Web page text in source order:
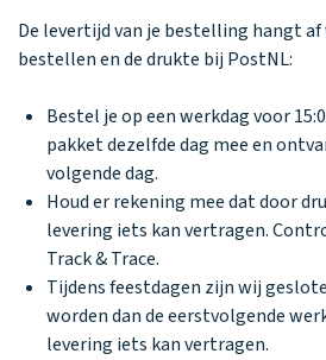
Tweedekans
Ontdek alle
horloges
je
Kies je
icoon
je
Waarom
Handleiding
Werken bij
Stichting
Jarige Job
De levertijd van je bestelling hangt
bestellen en de drukte bij PostNL:
Bestel je op een werkdag voor
pakket dezelfde dag mee en
volgende dag.
Houd er rekening mee dat door
levering iets kan vertragen.
Track & Trace.
Tijdens feestdagen zijn wij
worden dan de eerstvolgende
levering iets kan vertragen.